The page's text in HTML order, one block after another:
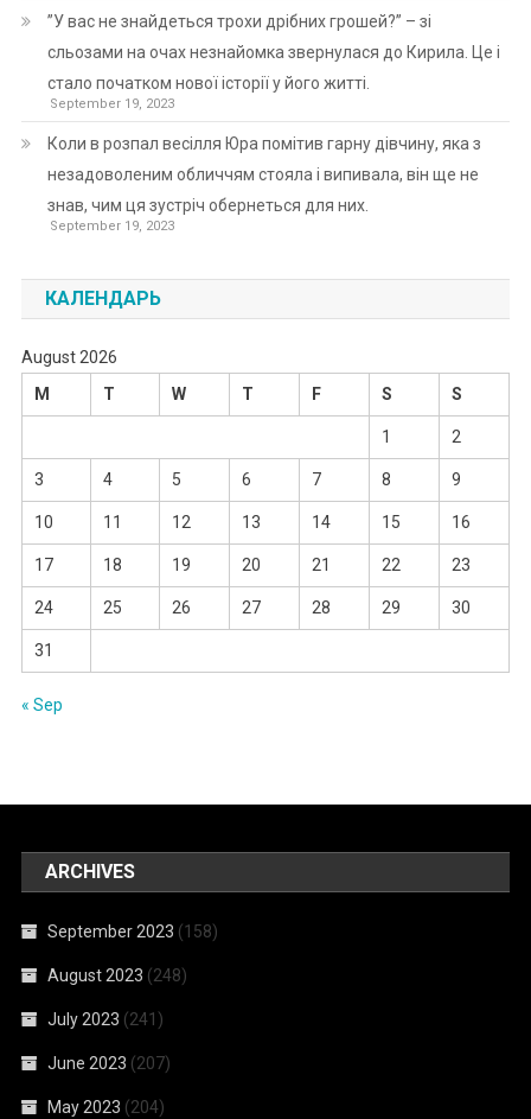
”У вас не знайдеться трохи дрібних грошей?” – зі
сльозами на очах незнайомка звернулася до Кирила. Це і
стало початком нової історії у його житті.
September 19, 2023
Коли в розпал весілля Юра помітив гарну дівчину, яка з
незадоволеним обличчям стояла і випивала, він ще не
знав, чим ця зустріч обернеться для них.
September 19, 2023
КАЛЕНДАРЬ
August 2026
M
T W T F S S
1 2
3 4 5 6 7 8 9
10 11 12 13 14 15 16
17 18 19 20 21 22 23
24 25 26 27 28 29 30
31
« Sep
ARCHIVES
September 2023 (158)
August 2023 (248)
July 2023 (241)
June 2023 (207)
May 2023 (204)